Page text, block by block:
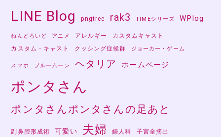
LINE Blog pngtree rak3 TIMEシリーズ WPlog
ねんどろいど アニメ アレルギー
カスタムキャスト
カスタム・キャスト
クッシング症候群 ジョーカー・ゲーム
スマホ ブルームーン ヘタリア ホームページ
ポンタさん
ポンタさんポンタさんの足あと
副鼻腔形成術 可愛い 夫婦 婦人科 子宮全摘出